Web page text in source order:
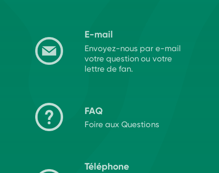
E-mail
Envoyez-nous par e-mail
votre question ou votre
lettre de fan.
FAQ
Foire aux Questions
Téléphone